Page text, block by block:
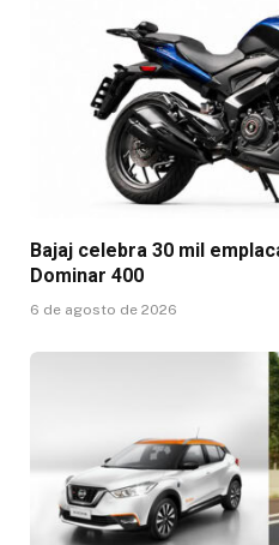
Bajaj celebra 30 mil
Dominar 400
6 de agosto de 2026